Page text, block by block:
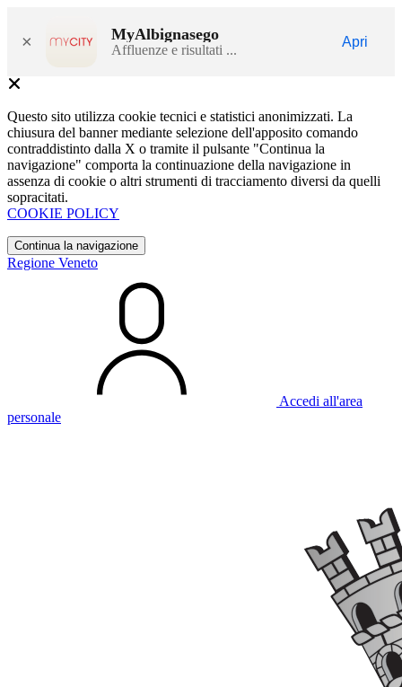
× MyAlbignasego
Affluenze e risultati ...
Apri
Questo sito utilizza cookie tecnici e statistici anonimizzati. La
chiusura del banner mediante selezione dell'apposito comando
contraddistinto dalla X o tramite il pulsante "Continua la
navigazione" comporta la continuazione della navigazione in
assenza di cookie o altri strumenti di tracciamento diversi da quelli
sopracitati.
COOKIE POLICY
Continua la navigazione
Regione Veneto
Accedi all'area
personale